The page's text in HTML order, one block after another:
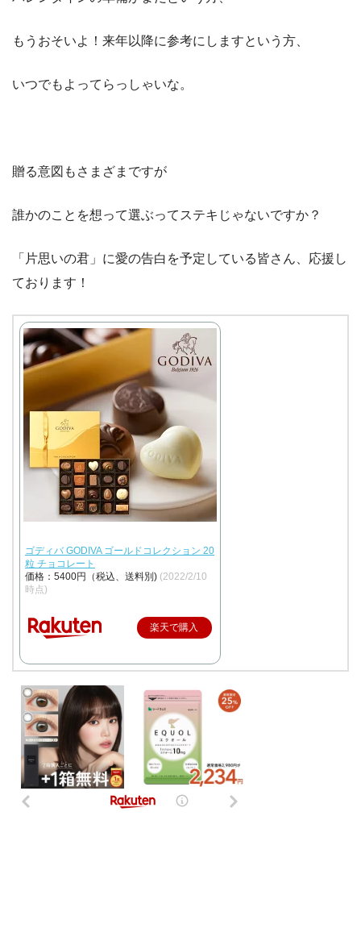
もうおそいよ！来年以降に参考にしますという方、
いつでもよってらっしゃいな。
贈る意図もさまざまですが
誰かのことを想って選ぶってステキじゃないですか？
「片思いの君」に愛の告白を予定している皆さん、応援し
ております！
ゴディバ GODIVA ゴールドコレクション 20
粒 チョコレート
価格：5400円（税込、送料別) (2022/2/10
時点)
楽天で購入